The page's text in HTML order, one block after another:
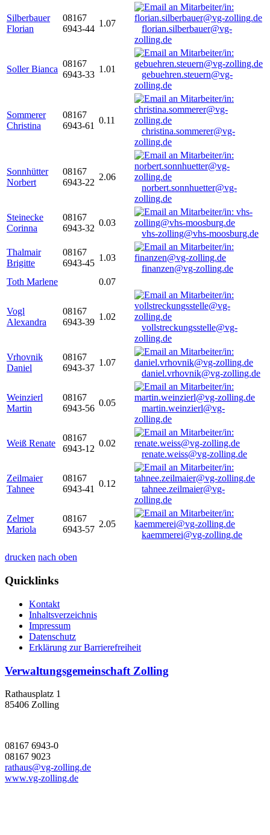
Silberbauer
Florian
08167
6943-44
1.07
florian.silberbauer@vg-
zolling.de
Soller Bianca
08167
6943-33
1.01
gebuehren.steuern@vg-
zolling.de
Sommerer
Christina
08167
6943-61
0.11
christina.sommerer@vg-
zolling.de
Sonnhütter
Norbert
08167
6943-22
2.06
norbert.sonnhuetter@vg-
zolling.de
Steinecke
Corinna
08167
6943-32
0.03
vhs-zolling@vhs-moosburg.de
Thalmair
Brigitte
08167
6943-45
1.03
finanzen@vg-zolling.de
Toth Marlene
0.07
Vogl
Alexandra
08167
6943-39
1.02
vollstreckungsstelle@vg-
zolling.de
Vrhovnik
Daniel
08167
6943-37
1.07
daniel.vrhovnik@vg-zolling.de
Weinzierl
Martin
08167
6943-56
0.05
martin.weinzierl@vg-
zolling.de
Weiß Renate
08167
6943-12
0.02
renate.weiss@vg-zolling.de
Zeilmaier
Tahnee
08167
6943-41
0.12
tahnee.zeilmaier@vg-
zolling.de
Zelmer
Mariola
08167
6943-57
2.05
kaemmerei@vg-zolling.de
drucken nach oben
Quicklinks
Kontakt
Inhaltsverzeichnis
Impressum
Datenschutz
Erklärung zur Barrierefreiheit
Verwaltungsgemeinschaft Zolling
Rathausplatz 1
85406 Zolling
08167 6943-0
08167 9023
rathaus@vg-zolling.de
www.vg-zolling.de